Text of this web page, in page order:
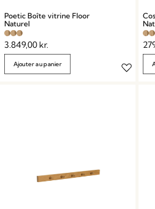
Poetic Boîte vitrine Floor
Naturel
3.849,00 kr.
Ajouter au panier